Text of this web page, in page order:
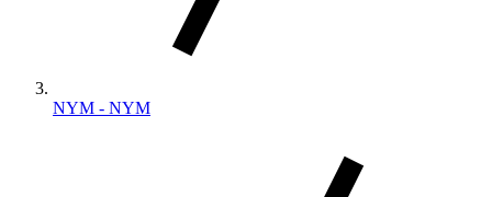
NYM - NYM